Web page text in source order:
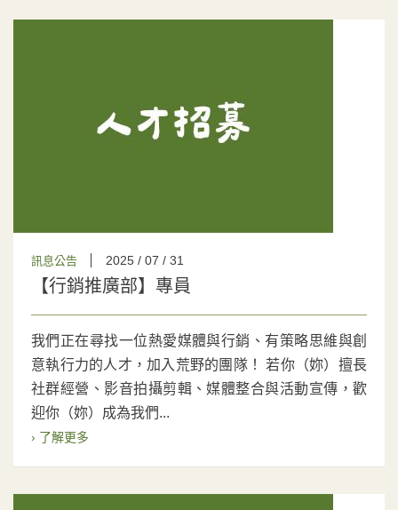
訊息公告 2025 / 07 / 31
【行銷推廣部】專員
我們正在尋找一位熱愛媒體與行銷、有策略思維與創
意執行力的人才，加入荒野的團隊！ 若你（妳）擅長
社群經營、影音拍攝剪輯、媒體整合與活動宣傳，歡
迎你（妳）成為我們...
› 了解更多